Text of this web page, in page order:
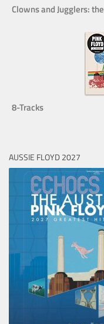
Clowns and Jugglers:
8-Tracks
AUSSIE FLOYD 2027